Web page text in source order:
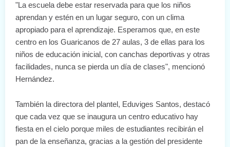
"La escuela debe estar reservada para que los niños
aprendan y estén en un lugar seguro, con un clima
apropiado para el aprendizaje. Esperamos que, en este
centro en los Guaricanos de 27 aulas, 3 de ellas para los
niños de educación inicial, con canchas deportivas y otras
facilidades, nunca se pierda un día de clases", mencionó
Hernández.
También la directora del plantel, Eduviges Santos, destacó
que cada vez que se inaugura un centro educativo hay
fiesta en el cielo porque miles de estudiantes recibirán el
pan de la enseñanza, gracias a la gestión del presidente